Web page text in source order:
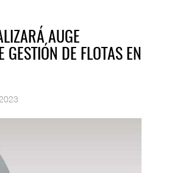
AUGE
GESTIÓN DE FLOTAS EN